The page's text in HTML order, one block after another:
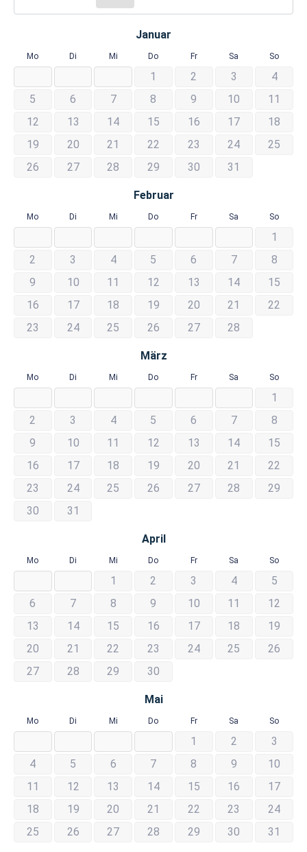
Januar
Mo Di Mi Do Fr Sa So
1 2 3
4
5
6 7 8 9 10
11
12
13 14 15 16 17
18
19
20 21 22 23 24
25
26
27 28 29 30 31
Februar
Mo Di Mi Do Fr Sa So
1
2
3 4 5 6 7
8
9
10 11 12 13 14
15
16
17 18 19 20 21
22
23
24 25 26 27 28
März
Mo Di Mi Do Fr Sa So
1
2
3 4 5 6 7
8
9
10 11 12 13 14
15
16
17 18 19 20 21
22
23
24 25 26 27 28
29
30
31
April
Mo Di Mi Do Fr Sa So
1 2 3 4
5
6
7 8 9 10 11
12
13
14 15 16 17 18
19
20
21 22 23 24 25
26
27
28 29 30
Mai
Mo Di Mi Do Fr Sa So
1 2
3
4
5 6 7 8 9
10
11
12 13 14 15 16
17
18
19 20 21 22 23
24
25
26 27 28 29 30 31